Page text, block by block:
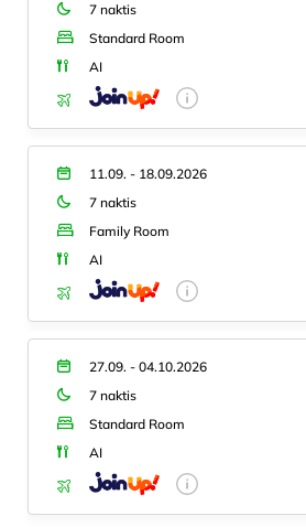
7 naktis
Standard Room
AI
11.09. - 18.09.2026
7 naktis
Family Room
AI
27.09. - 04.10.2026
7 naktis
Standard Room
AI